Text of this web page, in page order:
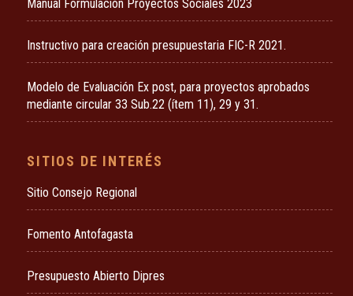
Manual Formulación Proyectos Sociales 2023
Instructivo para creación presupuestaria FIC-R 2021.
Modelo de Evaluación Ex post, para proyectos aprobados
mediante circular 33 Sub.22 (ítem 11), 29 y 31.
SITIOS DE INTERÉS
Sitio Consejo Regional
Fomento Antofagasta
Presupuesto Abierto Dipres